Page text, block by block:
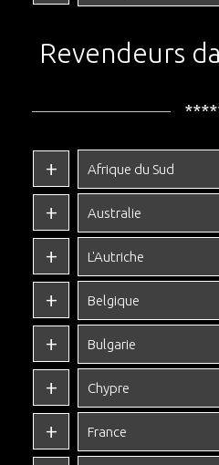
Revendeurs
Afrique du Sud
Australie
L'Autriche
Belgique
Bulgarie
Chypre
France